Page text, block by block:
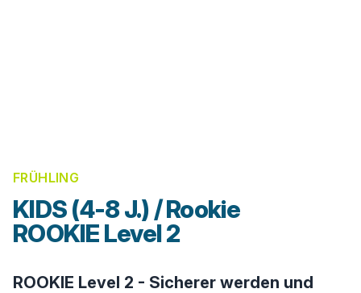
FRÜHLING
KIDS (4-8 J.) / Rookie
ROOKIE Level 2
ROOKIE Level 2 - Sicherer werden und